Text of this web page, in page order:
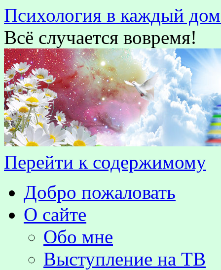
Психология в каждый
Всё случается вовремя!
Перейти к содержимому
Добро пожаловать
О сайте
Обо мне
Выступление на TВ